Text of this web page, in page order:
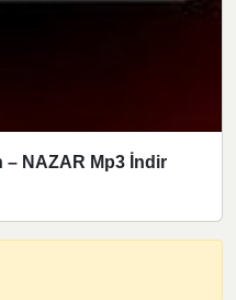
– NAZAR Mp3 İndir